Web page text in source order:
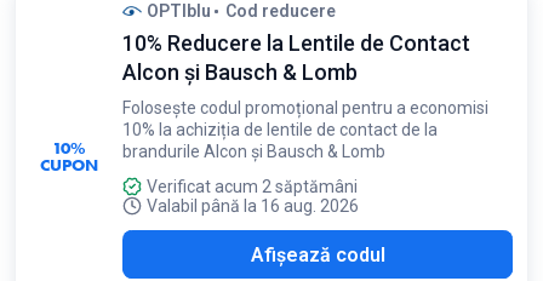
10%
CUPON
OPTIblu Cod reducere
10% Reducere la Lentile de Contact
Alcon și Bausch & Lomb
Folosește codul promoțional pentru a economisi
10% la achiziția de lentile de contact de la
brandurile Alcon și Bausch & Lomb
Verificat acum 2 săptămâni
Valabil până la 16 aug. 2026
Afișează codul